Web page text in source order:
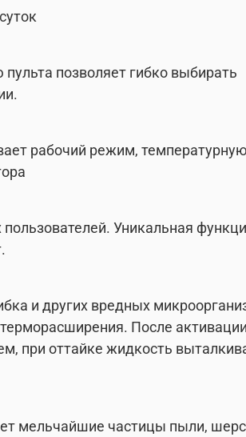
позволяет гибко выбирать
рабочий режим,
Уникальная
и других вредных
После
при оттайке жидкость
мельчайшие частицы пыли,